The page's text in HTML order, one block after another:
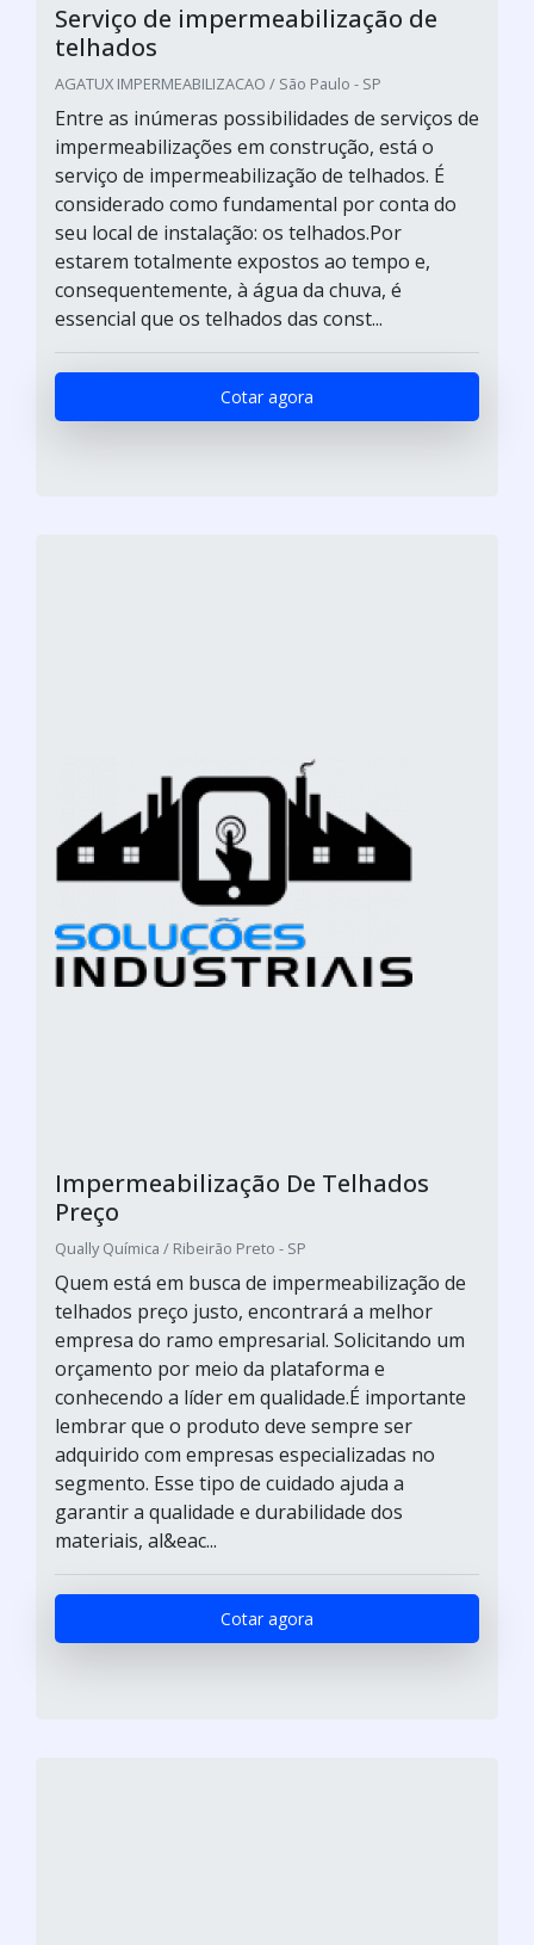
Serviço de impermeabilização de
telhados
AGATUX IMPERMEABILIZACAO / São Paulo - SP
Entre as inúmeras possibilidades de serviços de
impermeabilizações em construção, está o
serviço de impermeabilização de telhados. É
considerado como fundamental por conta do
seu local de instalação: os telhados.Por
estarem totalmente expostos ao tempo e,
consequentemente, à água da chuva, é
essencial que os telhados das const...
Cotar agora
Impermeabilização De Telhados
Preço
Qually Química / Ribeirão Preto - SP
Quem está em busca de impermeabilização de
telhados preço justo, encontrará a melhor
empresa do ramo empresarial. Solicitando um
orçamento por meio da plataforma e
conhecendo a líder em qualidade.É importante
lembrar que o produto deve sempre ser
adquirido com empresas especializadas no
segmento. Esse tipo de cuidado ajuda a
garantir a qualidade e durabilidade dos
materiais, al&eac...
Cotar agora